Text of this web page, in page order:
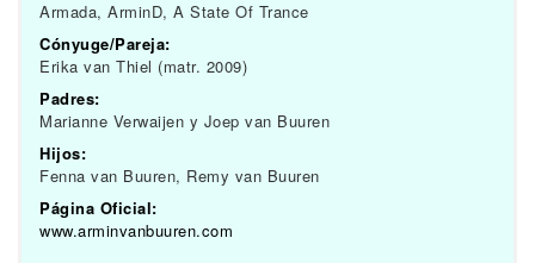
Armada, ArminD, A State Of Trance
Cónyuge/Pareja:
Erika van Thiel (matr. 2009)
Padres:
Marianne Verwaijen y Joep van Buuren
Hijos:
Fenna van Buuren, Remy van Buuren
Página Oficial:
www.arminvanbuuren.com